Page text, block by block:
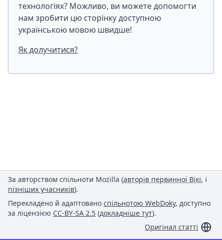
технологіях? Можливо, ви можете допомогти
нам зробити цю сторінку доступною
українською мовою швидше!
Як долучитися?
За авторством спільноти Mozilla (авторів первинної Вікі, і
пізніших учасників).
Перекладено й адаптовано спільнотою WebDoky, доступно
за ліцензією CC-BY-SA 2.5 (докладніше тут).
Оригінал статті